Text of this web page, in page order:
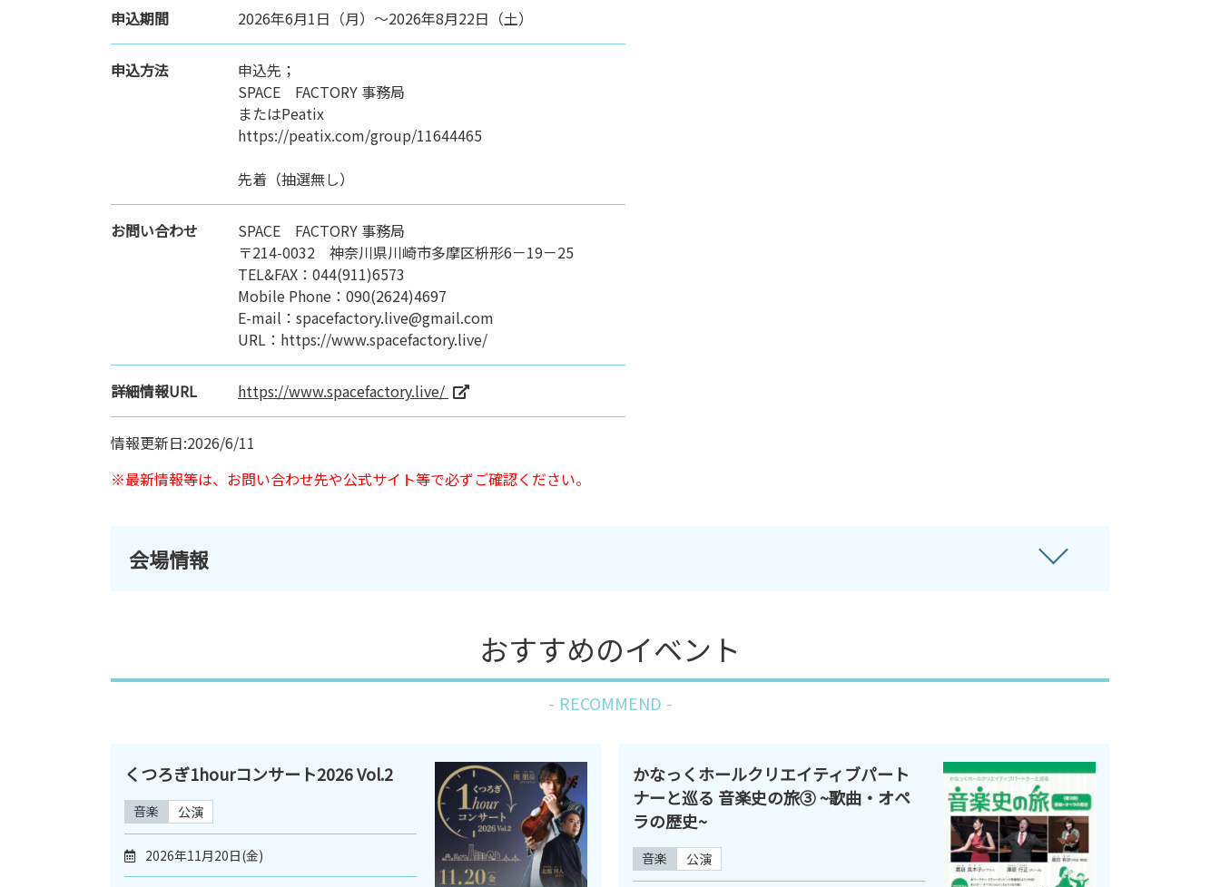
申込期間 2026年6月1日（月）～2026年8月22日（土）
申込方法
申込先；
SPACE FACTORY 事務局
またはPeatix
https://peatix.com/group/11644465
先着（抽選無し）
お問い合わせ
SPACE FACTORY 事務局
〒214-0032 神奈川県川崎市多摩区枡形6－19－25
TEL&FAX：044(911)6573
Mobile Phone：090(2624)4697
E-mail：spacefactory.live@gmail.com
URL：https://www.spacefactory.live/
詳細情報URL https://www.spacefactory.live/
情報更新日:2026/6/11
※最新情報等は、お問い合わせ先や公式サイト等で必ずご確認ください。
会場情報
おすすめのイベント
RECOMMEND
くつろぎ1hourコンサート2026 Vol.2
音楽 公演
2026年11月20日(金)
かなっくホールクリエイティブパート
ナーと巡る 音楽史の旅③ ~歌曲・オペ
ラの歴史~
音楽 公演